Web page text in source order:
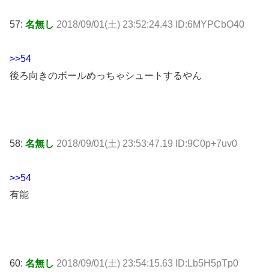
57: 名無し 2018/09/01(土) 23:52:24.43 ID:6MYPCbO40
>>54
後ろ向きのボールめっちゃシュートするやん
58: 名無し 2018/09/01(土) 23:53:47.19 ID:9C0p+7uv0
>>54
有能
60: 名無し 2018/09/01(土) 23:54:15.63 ID:Lb5H5pTp0